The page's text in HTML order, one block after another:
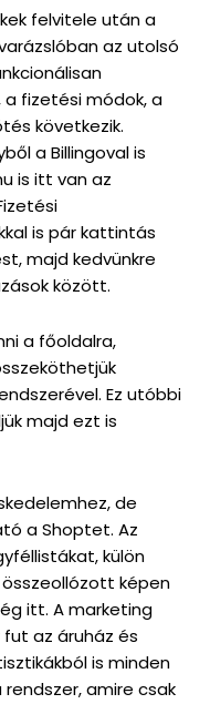
felvitele után a
az utolsó
a fizetési módok, a
következik.
a Billingoval is
is itt van az
is pár kattintás
majd kedvünkre
között.
a főoldalra,
Ez utóbbi
majd ezt is
de
a Shoptet. Az
külön
képen
itt. A marketing
az áruház és
is minden
amire csak